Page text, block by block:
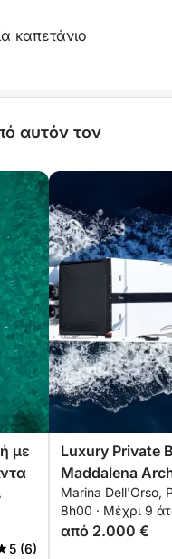
καπετάνιο
αυτόν τον
με
5 (6)
Luxury Private
Maddalena
Poltu Quatu
Marina Dell'Orso,
8h00 · Μέχρι 9
από 2.000 €